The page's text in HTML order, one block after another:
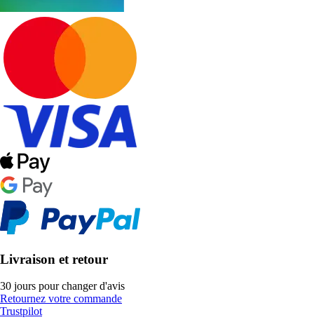
Livraison et retour
30 jours pour changer d'avis
Retournez votre commande
Trustpilot